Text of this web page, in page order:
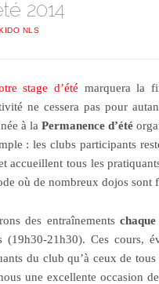
2014
NLS
stage d’été marquera la
ne cessera pas pour
à la Permanence d’été
: les clubs participants
accueillent tous les
où de nombreux dojos sont
des entraînements
(19h30-21h30). Ces cours,
du club qu’à ceux de
une excellente occasion